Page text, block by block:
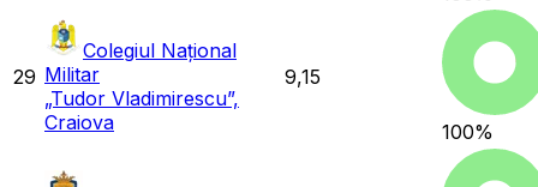
29
Colegiul Național
Militar
„Tudor Vladimirescu”,
Craiova
9,15
100%